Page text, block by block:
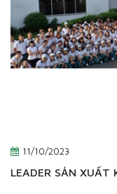
11/10/2023
LEADER SẢN XUẤT